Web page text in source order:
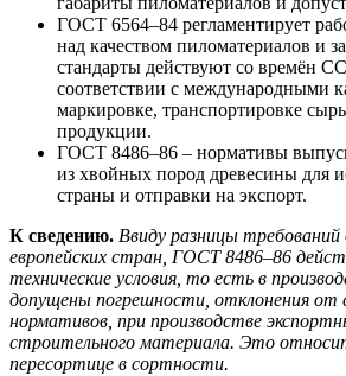
ГОСТ 6564–84 регламентирует
над качеством пиломатериалов и
стандарты действуют со времён
соответствии с международными
маркировке, транспортировке
продукции.
ГОСТ 8486–86 – нормативы
из хвойных пород древесины для
страны и отправки на экспорт.
К сведению. Ввиду разницы требований
европейских стран, ГОСТ 8486–86
технические условия, то есть в
допущены погрешности, отклонения от
нормативов, при производстве
строительного материала. Это
пересортице в сортности.